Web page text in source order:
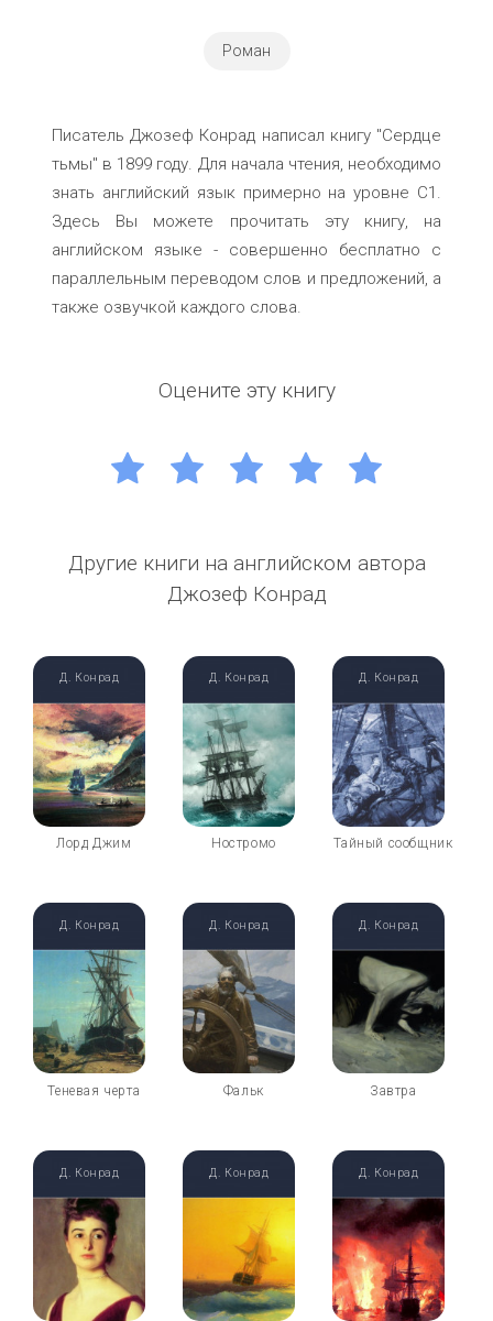
Роман
Писатель Джозеф Конрад написал книгу "Сердце
тьмы" в 1899 году. Для начала чтения, необходимо
знать английский язык примерно на уровне C1.
Здесь Вы можете прочитать эту книгу, на
английском языке - совершенно бесплатно с
параллельным переводом слов и предложений, а
также озвучкой каждого слова.
Оцените эту книгу
Другие книги на английском автора
Джозеф Конрад
Лорд Джим
Д. Конрад
Ностромо
Д. Конрад
Тайный сообщник
Д. Конрад
Теневая черта
Д. Конрад
Фальк
Д. Конрад
Завтра
Д. Конрад
Д. Конрад Д. Конрад Д. Конрад